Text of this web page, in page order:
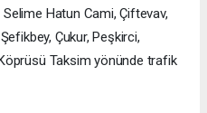
Selime Hatun Cami, Çiftevav,
Çukur, Peşkirci,
Taksim yönünde trafik